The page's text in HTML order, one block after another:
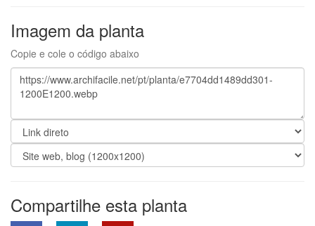
Imagem da planta
Copie e cole o código abaixo
Compartilhe esta planta